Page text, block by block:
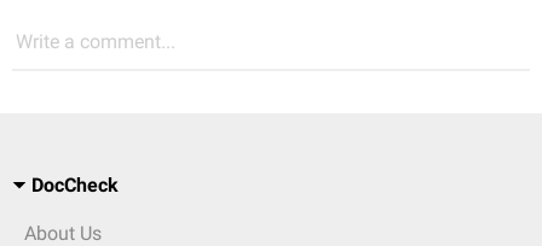
Write a comment...
DocCheck
About Us